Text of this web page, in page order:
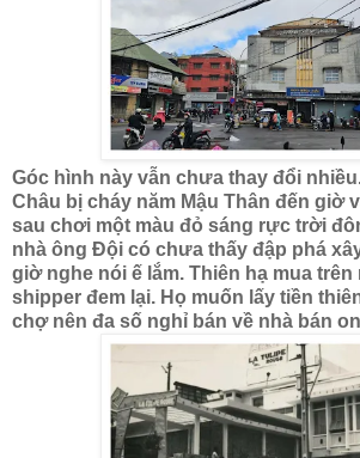
Góc hình này vẫn chưa thay đổi
Châu bị cháy năm Mậu Thân đến giờ
sau chơi một màu đỏ sáng rực trời
nhà ông Đội có chưa thấy đập phá
giờ nghe nói ế lắm. Thiên hạ mua trên
shipper đem lại. Họ muốn lấy tiền
chợ nên đa số nghỉ bán về nhà bán